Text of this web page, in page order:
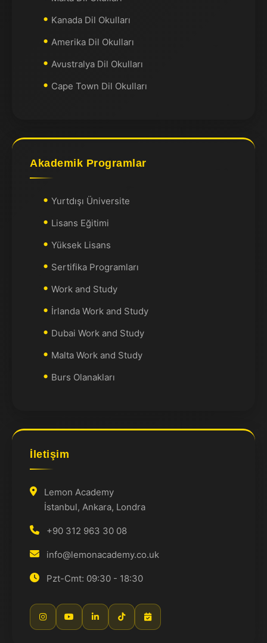
Kanada Dil Okulları
Amerika Dil Okulları
Avustralya Dil Okulları
Cape Town Dil Okulları
Akademik Programlar
Yurtdışı Üniversite
Lisans Eğitimi
Yüksek Lisans
Sertifika Programları
Work and Study
İrlanda Work and Study
Dubai Work and Study
Malta Work and Study
Burs Olanakları
İletişim
Lemon Academy
İstanbul, Ankara, Londra
+90 312 963 30 08
info@lemonacademy.co.uk
Pzt-Cmt: 09:30 - 18:30